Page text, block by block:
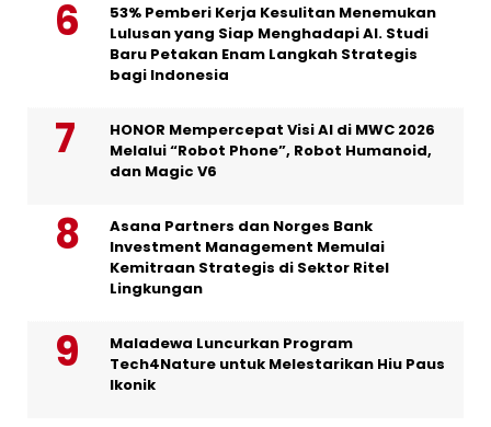
53% Pemberi Kerja Kesulitan Menemukan
Lulusan yang Siap Menghadapi AI. Studi
Baru Petakan Enam Langkah Strategis
bagi Indonesia
HONOR Mempercepat Visi AI di MWC 2026
Melalui “Robot Phone”, Robot Humanoid,
dan Magic V6
Asana Partners dan Norges Bank
Investment Management Memulai
Kemitraan Strategis di Sektor Ritel
Lingkungan
Maladewa Luncurkan Program
Tech4Nature untuk Melestarikan Hiu Paus
Ikonik